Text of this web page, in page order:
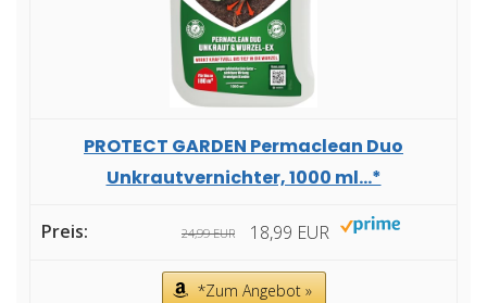
PROTECT GARDEN Permaclean Duo
Unkrautvernichter, 1000 ml...*
24,99 EUR 18,99 EUR
*Zum Angebot »